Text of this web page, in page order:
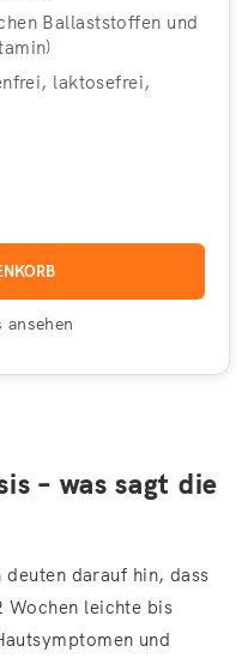
Ballaststoffen und
laktosefrei,
– was sagt die
deuten darauf hin, dass
Wochen leichte bis
und